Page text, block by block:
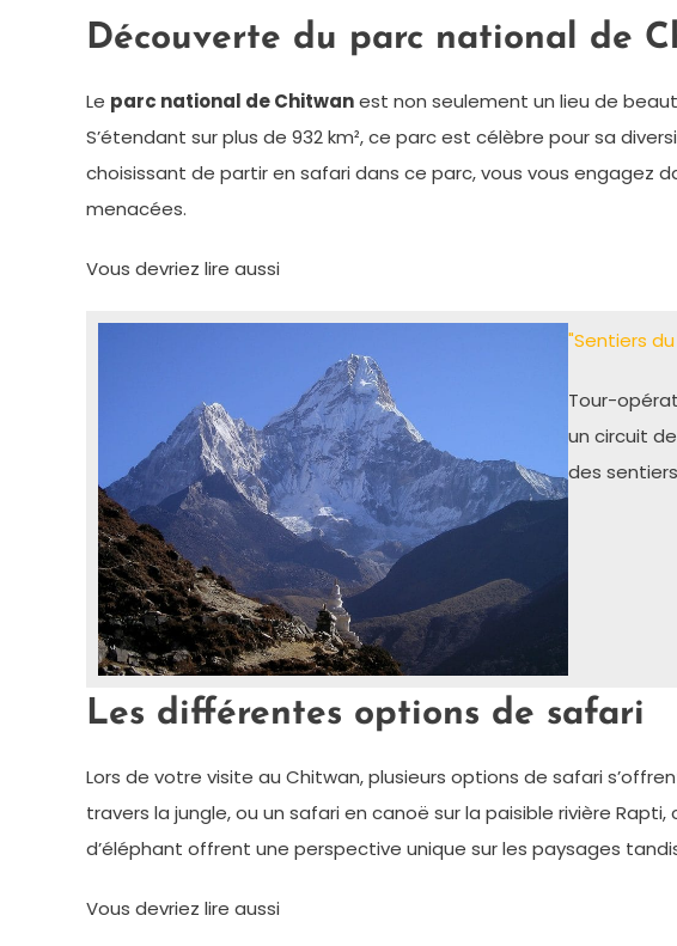
Découverte du parc national de
Le parc national de Chitwanest non seulement un lieu de
S’étendant sur plus de 932 km², ce parc est célèbre pour sa
choisissant de partir en safari dans ce parc, vous vous engagez
menacées.
Vous devriez lire aussi
"Sentiers
Tour-
un circuit
des
Les différentes options de safari
Lors de votre visite au Chitwan, plusieurs options de safari
travers la jungle, ou un safari en canoë sur la paisible rivière
d’éléphant offrent une perspective unique sur les paysages
Vous devriez lire aussi